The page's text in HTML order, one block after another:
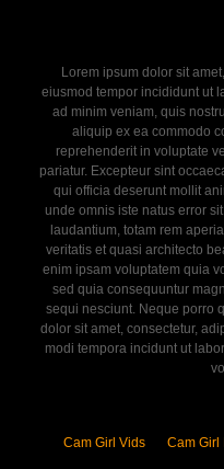
Lorem ipsum dolor sit
eiusmod tempor incididunt ut
ad minim veniam, quis
aliquip ex ea commodo
reprehenderit in voluptate
pariatur. Excepteur sint
qui officia deserunt mollit
unde omnis iste natus error
laudantium, totam rem
veritatis et quasi architecto
enim ipsam voluptatem quia
sed quia consequuntur
sequi nesciunt. Neque porro
dolor sit amet, consectetur,
modi tempora incidunt ut
Cam Girl Vids Cam Girl